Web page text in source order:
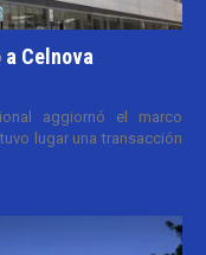
Celnova
aggiornó el marco
lugar una transacción